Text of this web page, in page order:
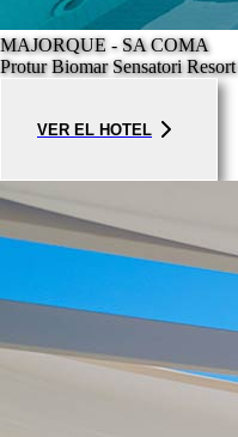
MAJORQUE - SA COMA
Protur Biomar Sensatori Resort
VER EL HOTEL